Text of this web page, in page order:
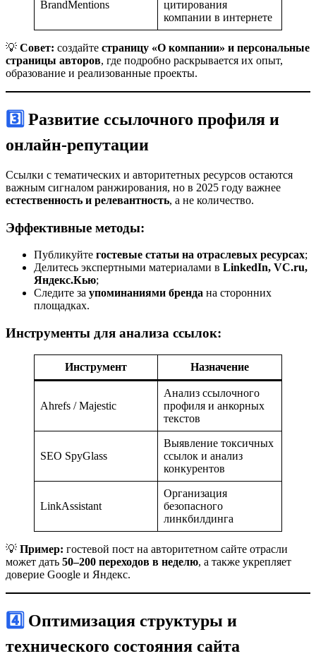
BrandMentions
цитирования
компании в интернете
💡 Совет: создайте страницу «О компании» и персональные
страницы авторов, где подробно раскрывается их опыт,
образование и реализованные проекты.
3️⃣ Развитие ссылочного профиля и
онлайн-репутации
Ссылки с тематических и авторитетных ресурсов остаются
важным сигналом ранжирования, но в 2025 году важнее
естественность и релевантность, а не количество.
Эффективные методы:
Публикуйте гостевые статьи на отраслевых ресурсах;
Делитесь экспертными материалами в LinkedIn, VC.ru,
Яндекс.Кью;
Следите за упоминаниями бренда на сторонних
площадках.
Инструменты для анализа ссылок:
Инструмент Назначение
Ahrefs / Majestic
Анализ ссылочного
профиля и анкорных
текстов
SEO SpyGlass
Выявление токсичных
ссылок и анализ
конкурентов
LinkAssistant
Организация
безопасного
линкбилдинга
💡 Пример: гостевой пост на авторитетном сайте отрасли
может дать 50–200 переходов в неделю, а также укрепляет
доверие Google и Яндекс.
4️⃣ Оптимизация структуры и
технического состояния сайта